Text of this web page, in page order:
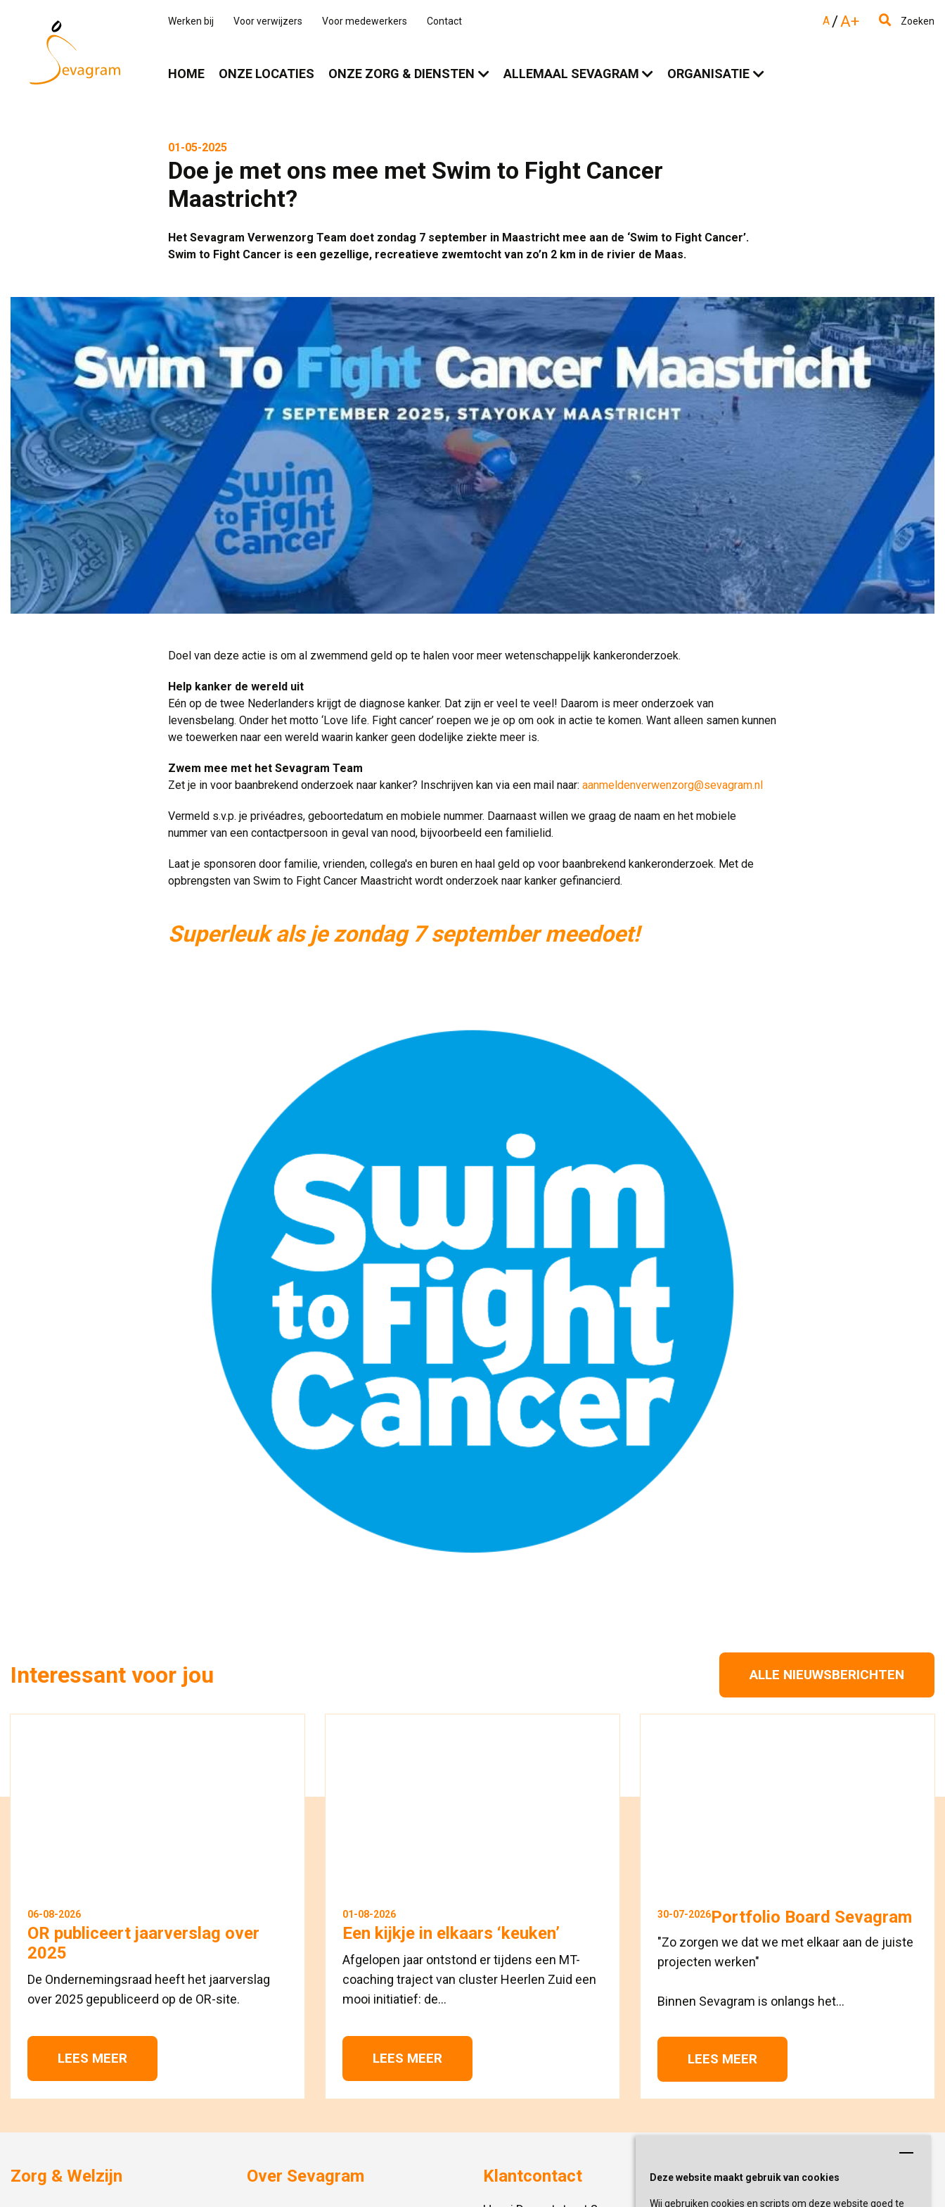
Deze website maakt gebruik van cookies
Wij gebruiken cookies en scripts om deze website goed te
Werken bij Voor verwijzers Voor medewerkers Contact A /A+ Zoeken
HOME ONZE LOCATIES ONZE ZORG & DIENSTEN ALLEMAAL SEVAGRAM ORGANISATIE
01-05-2025
Doe je met ons mee met Swim to Fight Cancer
Maastricht?
Het Sevagram Verwenzorg Team doet zondag 7 september in Maastricht mee aan de ‘Swim to Fight Cancer’.
Swim to Fight Cancer is een gezellige, recreatieve zwemtocht van zo’n 2 km in de rivier de Maas.
Doel van deze actie is om al zwemmend geld op te halen voor meer wetenschappelijk kankeronderzoek.
Help kanker de wereld uit
Eén op de twee Nederlanders krijgt de diagnose kanker. Dat zijn er veel te veel! Daarom is meer onderzoek van
levensbelang. Onder het motto ‘Love life. Fight cancer’ roepen we je op om ook in actie te komen. Want alleen samen kunnen
we toewerken naar een wereld waarin kanker geen dodelijke ziekte meer is.
Zwem mee met het Sevagram Team
Zet je in voor baanbrekend onderzoek naar kanker? Inschrijven kan via een mail naar: aanmeldenverwenzorg@sevagram.nl
Vermeld s.v.p. je privéadres, geboortedatum en mobiele nummer. Daarnaast willen we graag de naam en het mobiele
nummer van een contactpersoon in geval van nood, bijvoorbeeld een familielid.
Laat je sponsoren door familie, vrienden, collega's en buren en haal geld op voor baanbrekend kankeronderzoek. Met de
opbrengsten van Swim to Fight Cancer Maastricht wordt onderzoek naar kanker gefinancierd.
Superleuk als je zondag 7 september meedoet!
Interessant voor jou ALLE NIEUWSBERICHTEN
06-08-2026
OR publiceert jaarverslag over
2025
De Ondernemingsraad heeft het jaarverslag
over 2025 gepubliceerd op de OR-site.
LEES MEER
01-08-2026
Een kijkje in elkaars ‘keuken’
Afgelopen jaar ontstond er tijdens een MT-
coaching traject van cluster Heerlen Zuid een
mooi initiatief: de...
LEES MEER
30-07-2026Portfolio Board Sevagram
"Zo zorgen we dat we met elkaar aan de juiste
projecten werken"
Binnen Sevagram is onlangs het...
LEES MEER
Zorg & Welzijn Over Sevagram Klantcontact Schrijf je nu in!